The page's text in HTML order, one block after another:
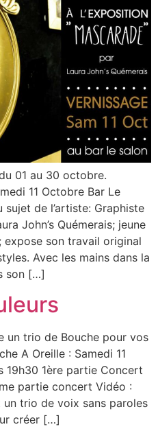
01 au 30 octobre.
11 Octobre Bar Le
de l’artiste: Graphiste
John’s Quémerais; jeune
son travail original
Avec les mains dans la
son […]
un trio de Bouche pour vos
A Oreille : Samedi 11
19h30 1ère partie Concert
partie concert Vidéo :
trio de voix sans paroles
créer […]